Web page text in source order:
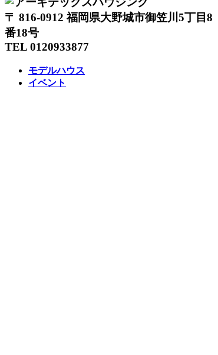
〒 816-0912 福岡県大野城市御笠川5丁目8
番18号
TEL 0120933877
モデルハウス
イベント